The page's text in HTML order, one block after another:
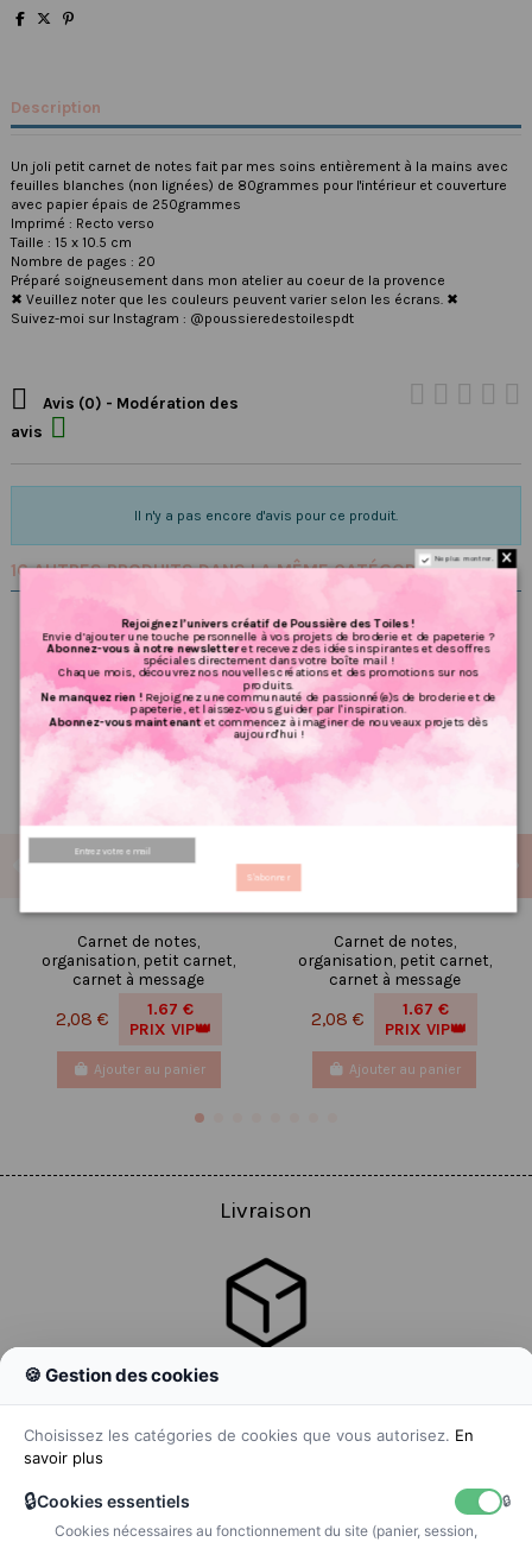
Description
Un joli petit carnet de notes fait par mes soins entièrement à la mains avec
feuilles blanches (non lignées) de 80grammes pour l'intérieur et couverture
avec papier épais de 250grammes
Imprimé : Recto verso
Taille : 15 x 10.5 cm
Nombre de pages : 20
Préparé soigneusement dans mon atelier au coeur de la provence
✖ Veuillez noter que les couleurs peuvent varier selon les écrans. ✖
Suivez-moi sur Instagram : @poussieredestoilespdt

Avis (0) - Modération des
avis

Il n'y a pas encore d'avis pour ce produit.
16 AUTRES PRODUITS DANS LA MÊME CATÉGORIE :
Carnet de notes,
organisation, petit carnet,
carnet à message
2,08 €
1.67 €
PRIX VIP👑
Ajouter au panier
Carnet de notes,
organisation, petit carnet,
carnet à message
2,08 €
1.67 €
PRIX VIP👑
Ajouter au panier
Livraison
Ne plus montrer.
Rejoignez l’univers créatif de Poussière des Toiles !
Envie d’ajouter une touche personnelle à vos projets de broderie et de papeterie ?
Abonnez-vous à notre newsletteret recevez des idées inspirantes et des offres
spéciales directement dans votre boîte mail !
Chaque mois, découvrez nos nouvelles créations et des promotions sur nos
produits.
Ne manquez rien !Rejoignez une communauté de passionné(e)s de broderie et de
papeterie, et laissez-vous guider par l'inspiration.
Abonnez-vous maintenantet commencez à imaginer de nouveaux projets dès
aujourd'hui !
S'abonner
🍪 Gestion des cookies
Choisissez les catégories de cookies que vous autorisez. En
savoir plus
🔒Cookies essentiels
🔒
Cookies nécessaires au fonctionnement du site (panier, session,